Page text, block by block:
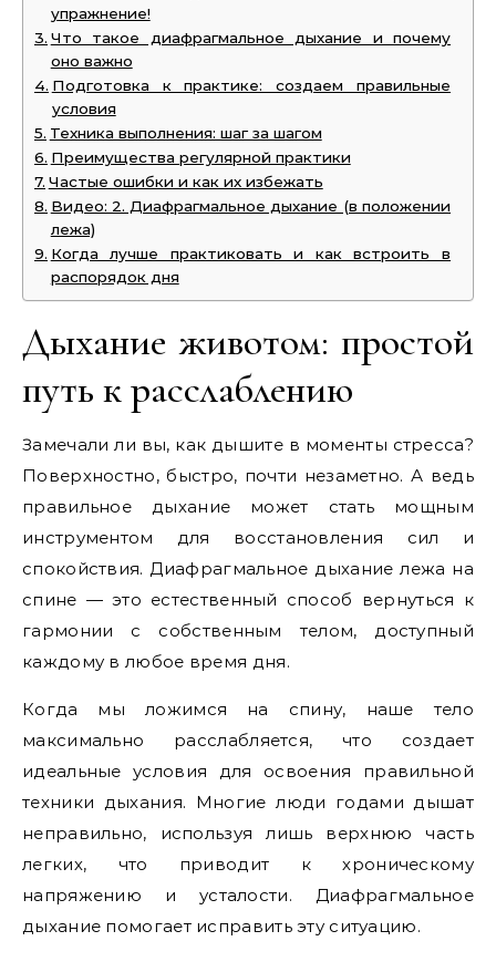
упражнение!
Что такое диафрагмальное дыхание и почему
оно важно
Подготовка к практике: создаем правильные
условия
Техника выполнения: шаг за шагом
Преимущества регулярной практики
Частые ошибки и как их избежать
Видео: 2. Диафрагмальное дыхание (в положении
лежа)
Когда лучше практиковать и как встроить в
распорядок дня
Дыхание животом: простой
путь к расслаблению
Замечали ли вы, как дышите в моменты стресса?
Поверхностно, быстро, почти незаметно. А ведь
правильное дыхание может стать мощным
инструментом для восстановления сил и
спокойствия. Диафрагмальное дыхание лежа на
спине — это естественный способ вернуться к
гармонии с собственным телом, доступный
каждому в любое время дня.
Когда мы ложимся на спину, наше тело
максимально расслабляется, что создает
идеальные условия для освоения правильной
техники дыхания. Многие люди годами дышат
неправильно, используя лишь верхнюю часть
легких, что приводит к хроническому
напряжению и усталости. Диафрагмальное
дыхание помогает исправить эту ситуацию.